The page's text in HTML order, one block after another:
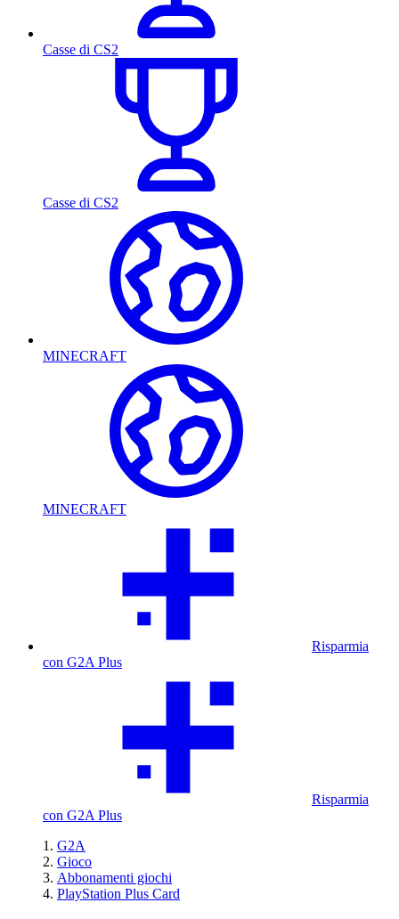
Casse di CS2
Casse di CS2
MINECRAFT
MINECRAFT
Risparmia
con G2A Plus
Risparmia
con G2A Plus
G2A
Gioco
Abbonamenti giochi
PlayStation Plus Card